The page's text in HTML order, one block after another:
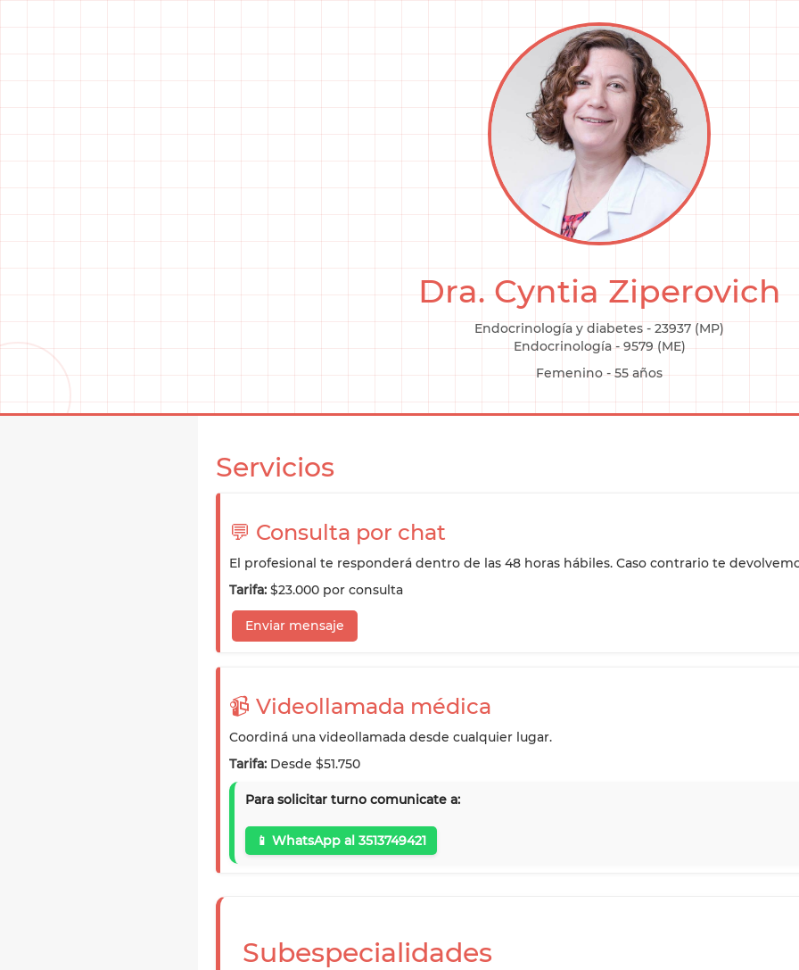
Dra. Cyntia Ziperovich
Endocrinología y diabetes - 23937 (MP)
Endocrinología- 9579 (ME)
Femenino - 55 años
Servicios
💬 Consulta por chat
El profesional te responderá dentro de las 48 horas hábiles. Caso contrario te
Tarifa: $23.000 por consulta
Enviar mensaje
📹 Videollamada médica
Coordiná una videollamada desde cualquier lugar.
Tarifa: Desde $51.750
Para solicitar turno comunicate a:
📱 WhatsApp al 3513749421
Subespecialidades